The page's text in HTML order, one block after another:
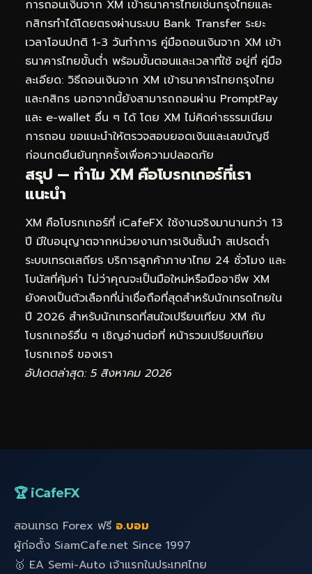
การถอนเงินจาก XM เข้าธนาคารไทยเช่นกรุงไทยและ
กสิกรทำได้โดยตรงผ่านระบบ Bank Transfer ระยะ
เวลาโอนปกติ 1-3 วันทำการ คู่มือถอนเงินจาก XM เข้า
ธนาคารไทยขั้นต่ำ พร้อมขั้นตอนและเวลาที่ใช้ อยู่ที่ คู่มือ
ละเอียด: วิธีถอนเงินจาก XM เข้าธนาคารไทยกรุงไทย
และกสิกร นอกจากนี้ยังสามารถถอนผ่าน PromptPay
และ e-wallet อื่น ๆ ได้ โดย XM ไม่คิดค่าธรรมเนียม
การถอน ขอแนะนำให้ตรวจสอบยอดเงินและเลขบัญชี
ก่อนกดยืนยันทุกครั้งเพื่อความปลอดภัย
สรุป — ทำไม XM คือโบรกเกอร์ที่เรา
แนะนำ
XM คือโบรกเกอร์ที่ iCafeFX ใช้งานจริงมานานกว่า 13
ปี มีใบอนุญาตจากหน่วยงานการเงินชั้นนำ สเปรดต่ำ
ระบบเทรดเสถียร บริการลูกค้าภาษาไทย 24 ชั่วโมง และ
โบนัสที่คุ้มค่า ไม่ว่าคุณจะเป็นมือใหม่หรือมืออาชีพ XM
ยังคงเป็นตัวเลือกที่น่าเชื่อถือที่สุดสำหรับนักเทรดไทยใน
ปี 2026 สำหรับนักเทรดที่สนใจเปรียบเทียบ XM กับ
โบรกเกอร์อื่น ๆ เชิญอ่านต่อที่ หน้ารวมเปรียบเทียบ
โบรกเกอร์ ของเรา
อัปเดตล่าสุด: 5 สิงหาคม 2026
🏆 iCafeFX
สอนเทรด Forex ฟรี อ.บอม
ผู้ก่อตั้ง SiamCafe.net Since 1997
🥇 EA Semi-Auto เจ้าแรกในประเทศไทย